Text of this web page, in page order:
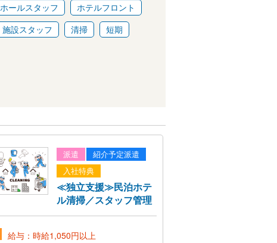
ホールスタッフ
ホテルフロント
施設スタッフ 清掃
短期
派遣
紹介予定派遣
入社特典
≪独立支援≫民泊ホテ
ル清掃／スタッフ管理
給与：時給1,050円以上